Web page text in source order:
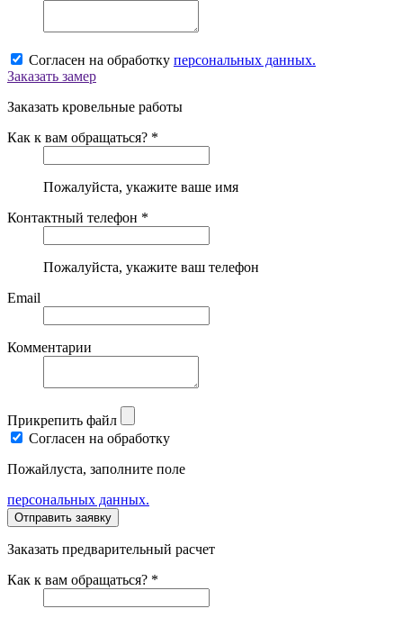
Согласен на обработку персональных данных.
Заказать замер
Заказать кровельные работы
Как к вам обращаться? *
Пожалуйста, укажите ваше имя
Контактный телефон *
Пожалуйста, укажите ваш телефон
Email
Комментарии
Прикрепить файл
Согласен на обработку
Пожайлуста, заполните поле
персональных данных.
Заказать предварительный расчет
Как к вам обращаться? *